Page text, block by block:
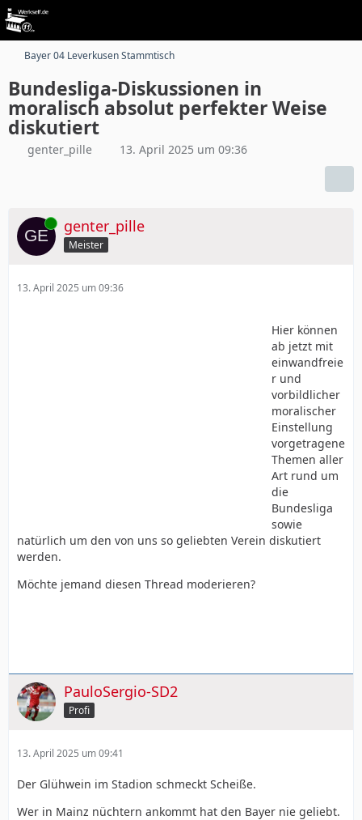
Bayer 04 Leverkusen Stammtisch
Bundesliga-Diskussionen in
moralisch absolut perfekter Weise
diskutiert
genter_pille 13. April 2025 um 09:36
Online genter_pille
Meister
13. April 2025 um 09:36
Hier können
ab jetzt mit
einwandfreie
r und
vorbildlicher
moralischer
Einstellung
vorgetragene
Themen aller
Art rund um
die
Bundesliga
sowie
natürlich um den von uns so geliebten Verein diskutiert
werden.
Möchte jemand diesen Thread moderieren?
PauloSergio-SD2
Profi
13. April 2025 um 09:41
Der Glühwein im Stadion schmeckt Scheiße.
Wer in Mainz nüchtern ankommt hat den Bayer nie geliebt.